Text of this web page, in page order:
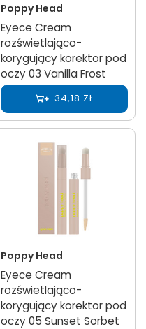
Poppy Head
Eyece Cream
rozświetlająco-
korygujący korektor pod
oczy 03 Vanilla Frost
34,18 ZŁ
Poppy Head
Eyece Cream
rozświetlająco-
korygujący korektor pod
oczy 05 Sunset Sorbet